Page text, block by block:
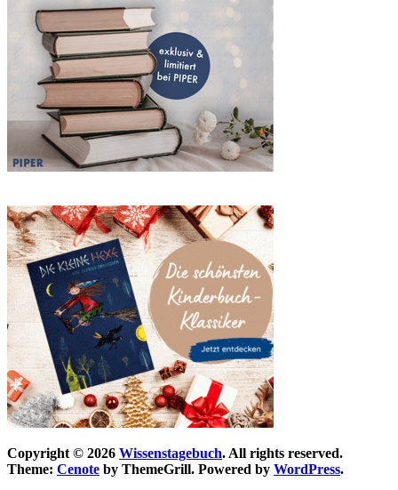
Copyright © 2026 Wissenstagebuch. All rights reserved.
Theme: Cenote by ThemeGrill. Powered by WordPress.